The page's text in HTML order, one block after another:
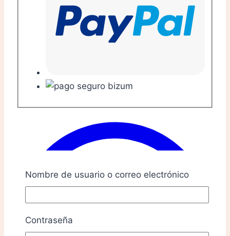
Nombre de usuario o correo electrónico
Contraseña